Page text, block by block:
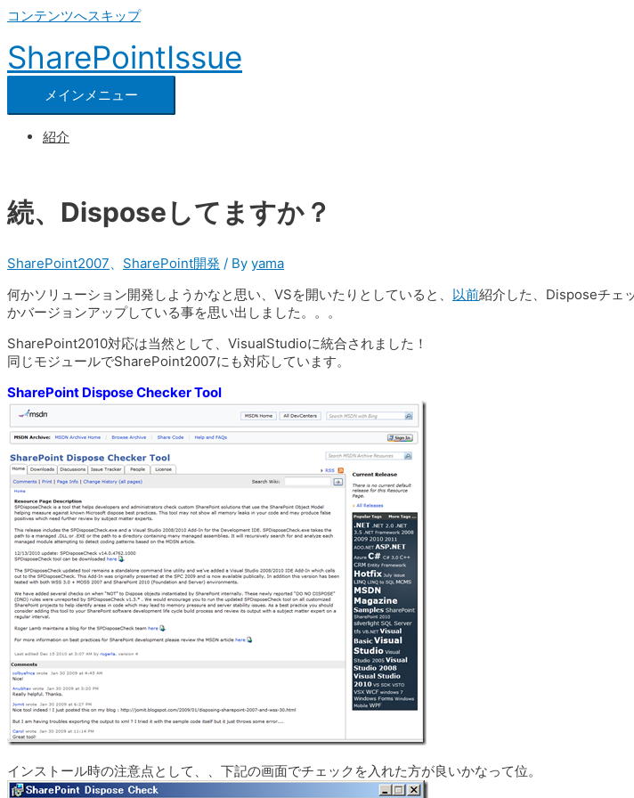
コンテンツへスキップ
SharePointIssue
メインメニュー
紹介
続、Disposeしてますか？
SharePoint2007 SharePoint開発 / By yama
何かソリューション開発しようかなと思い、VSを開いたりとしていると、 以前紹介した、Disposeチェ
かバージョンアップしている事を思い出しました。。。
SharePoint2010対応は当然として、VisualStudioに統合されました！
同じモジュールでSharePoint2007にも対応しています。
SharePoint Dispose Checker Tool
インストール時の注意点として、、下記の画面でチェックを入れた方が良いかなって位。